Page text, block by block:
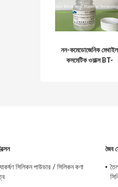
নন-কমেডোজেনিক মেথাইল
কসমেটিক ওয়াক্স BT-
সিলিকন পাউডার / সিলিকন কণা
জৈব